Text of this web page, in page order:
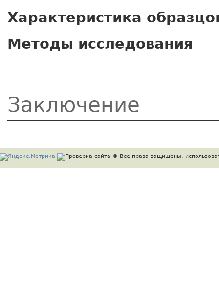
Характеристика
Методы исследования
Заключение
© Все права защищены,